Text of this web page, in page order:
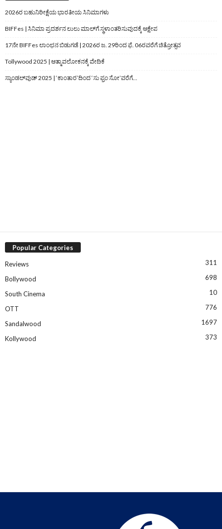
2026ರ ಬಹುನಿರೀಕ್ಷೆಯ ಭಾರತೀಯ ಸಿನಿಮಾಗಳು
BIFFes | ಸಿನಿಮಾ ಪ್ರದರ್ಶನ ಲುಲು ಮಾಲ್‌ಗೆ ಸ್ಥಳಾಂತರಿಸುವುದಕ್ಕೆ ಆಕ್ಷೇಪ
17ನೇ BIFFes ಲಾಂಛನ ಬಿಡುಗಡೆ | 2026ರ ಜ. 29ರಿಂದ ಫೆ. 06ರವರೆಗೆ ಚಿತ್ರೋತ್ಸವ
Tollywood 2025 | ಆತ್ಮಾವಲೋಕನಕ್ಕೆ ವೇದಿಕೆ
ಸ್ಯಾಂಡಲ್‌ವುಡ್‌ 2025 | ‘ಕಾಂತಾರ’ದಿಂದ ‘ಸು ಫ್ರಂ ಸೋ’ವರೆಗೆ…
Popular Categories
Reviews 311
Bollywood 698
South Cinema 10
OTT 776
Sandalwood 1697
Kollywood 373